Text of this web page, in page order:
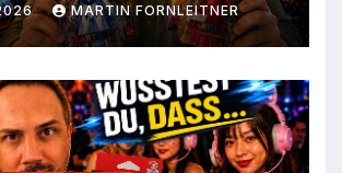
MARTIN FORNLEITNER